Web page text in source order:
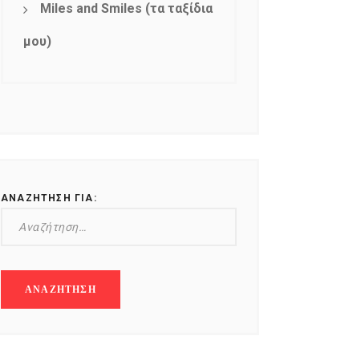
Miles and Smiles (τα ταξίδια
μου)
ΑΝΑΖΉΤΗΣΗ ΓΙΑ: